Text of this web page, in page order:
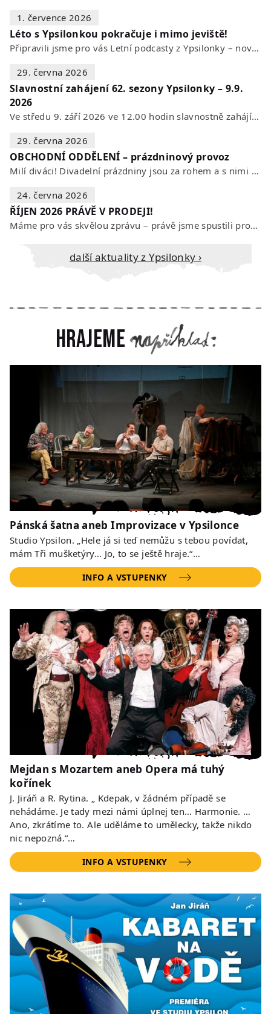
1. července 2026
Léto s Ypsilonkou pokračuje i mimo jeviště!
Připravili jsme pro vás Letní podcasty z Ypsilonky – novou sérii rozhovorů s…
29. června 2026
Slavnostní zahájení 62. sezony Ypsilonky – 9.9.
2026
Ve středu 9. září 2026 ve 12.00 hodin slavnostně zahájíme novou divadelní…
29. června 2026
OBCHODNÍ ODDĚLENÍ – prázdninový provoz
Milí diváci! Divadelní prázdniny jsou za rohem a s nimi se mění i otevírací…
24. června 2026
ŘÍJEN 2026 PRÁVĚ V PRODEJI!
Máme pro vás skvělou zprávu – právě jsme spustili prodej vstupenek na říjen…
Další aktuality z Ypsilonky ›
Hrajeme
Pánská šatna aneb Improvizace v Ypsilonce
Studio Ypsilon. „Hele já si teď nemůžu s tebou povídat,
mám Tři mušketýry… Jo, to se ještě hraje.“…
INFO A VSTUPENKY
Mejdan s Mozartem aneb Opera má tuhý
kořínek
J. Jiráň a R. Rytina. „ Kdepak, v žádném případě se
nehádáme. Je tady mezi námi úplnej ten… Harmonie. …
Ano, zkrátíme to. Ale uděláme to umělecky, takže nikdo
nic nepozná.“…
INFO A VSTUPENKY